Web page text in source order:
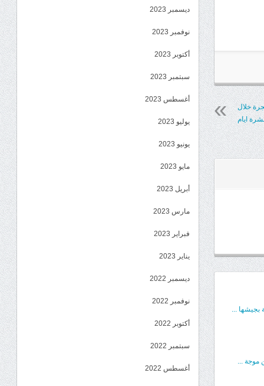
منفجرة خلال
ايام
بجيشها ...
...
ديسمبر 2023
نوفمبر 2023
أكتوبر 2023
سبتمبر 2023
أغسطس 2023
يوليو 2023
يونيو 2023
مايو 2023
أبريل 2023
مارس 2023
فبراير 2023
يناير 2023
ديسمبر 2022
نوفمبر 2022
أكتوبر 2022
سبتمبر 2022
أغسطس 2022